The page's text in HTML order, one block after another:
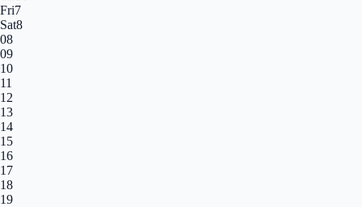
Fri7
Sat8
08
09
10
11
12
13
14
15
16
17
18
19